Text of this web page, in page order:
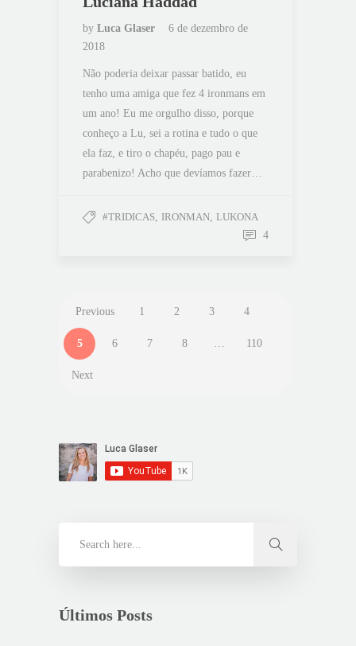
by Luca Glaser
6 de dezembro de
2018
Não poderia deixar passar batido, eu
tenho uma amiga que fez 4 ironmans em
um ano! Eu me orgulho disso, porque
conheço a Lu, sei a rotina e tudo o que
ela faz, e tiro o chapéu, pago pau e
parabenizo! Acho que devíamos fazer…
#TRIDICAS IRONMAN LUKONA
4
Previous 1 2 3 4
5 6 7 8 110
Next
Últimos Posts